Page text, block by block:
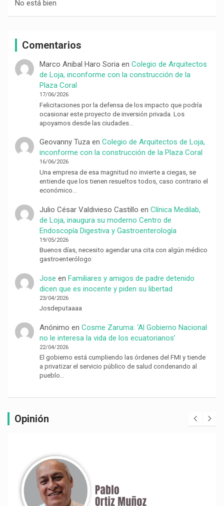
No está bien
Comentarios
Marco Anibal Haro Soriaen Colegio de Arquitectos
de Loja, inconforme con la construcción de la
Plaza Coral
17/06/2026
Felicitaciones por la defensa de los impacto que podría
ocasionar este proyecto de inversión privada. Los
apoyamos desde las ciudades…
Geovanny Tuzaen Colegio de Arquitectos de Loja,
inconforme con la construcción de la Plaza Coral
16/06/2026
Una empresa de esa magnitud no invierte a ciegas, se
entiende que los tienen resueltos todos, caso contrario el
económico…
Julio César Valdivieso Castillo en Clínica Medilab,
de Loja, inaugura su moderno Centro de
Endoscopía Digestiva y Gastroenterología
19/05/2026
Buenos días, necesito agendar una cita con algún médico
gastroenterólogo
Jose en Familiares y amigos de padre detenido
dicen que es inocente y piden su libertad
23/04/2026
Josdeputaaaa
Anónimo en Cosme Zaruma: ‘Al Gobierno Nacional
no le interesa la vida de los ecuatorianos’
22/04/2026
El gobierno está cumpliendo las órdenes del FMI y tiende
a privatizar el servicio público de salud condenando al
pueblo…
Opinión